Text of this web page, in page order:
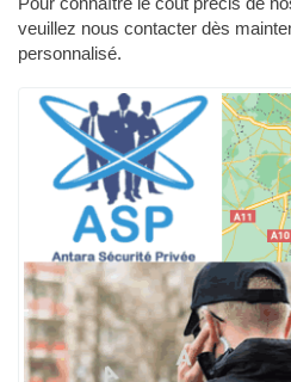
veuillez nous contacter dès
personnalisé.